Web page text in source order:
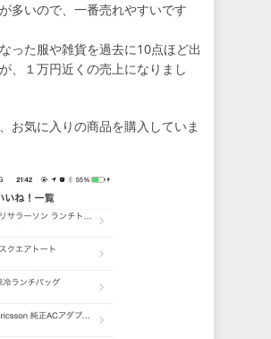
多いので、一番売れやすいです
った服や雑貨を過去に10点ほど出
、１万円近くの売上になりまし
お気に入りの商品を購入していま